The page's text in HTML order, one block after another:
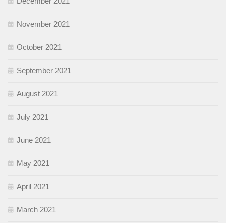
November 2021
October 2021
September 2021
August 2021
July 2021
June 2021
May 2021
April 2021
March 2021